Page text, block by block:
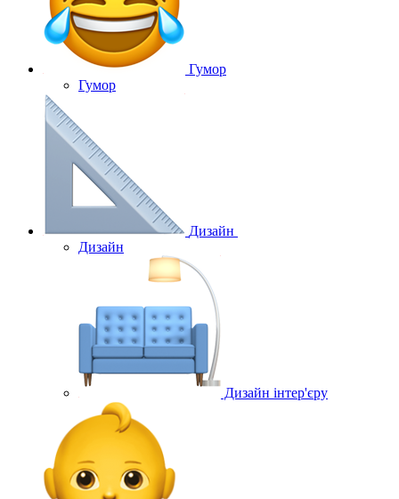
Гумор
Гумор
Дизайн
Дизайн
Дизайн інтер'єру